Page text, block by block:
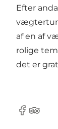
Efter
vægtertur
af en af
rolige
det er
Facebook